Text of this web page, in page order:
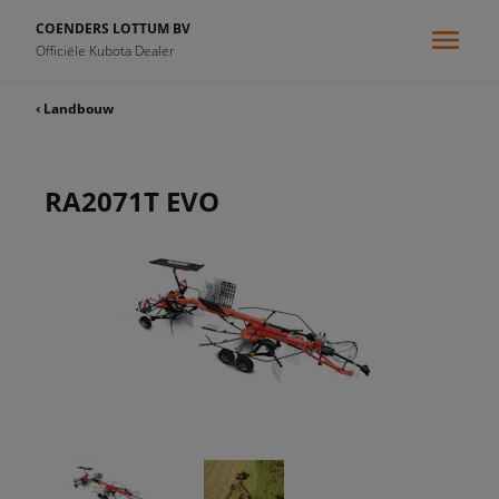
COENDERS LOTTUM BV
Officiële Kubota Dealer
‹ Landbouw
RA2071T EVO